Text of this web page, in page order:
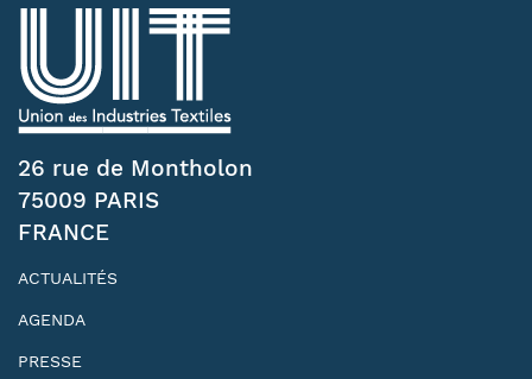
26 rue de Montholon
75009 PARIS
FRANCE
ACTUALITÉS
AGENDA
PRESSE